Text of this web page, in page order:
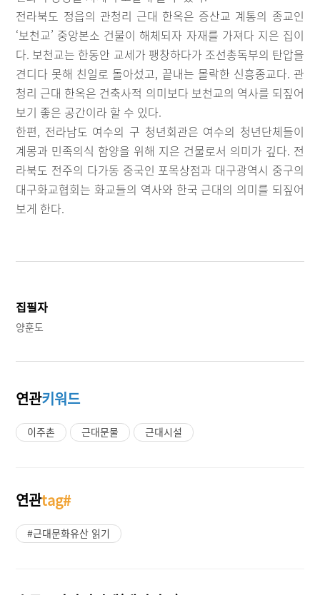
전라북도 정읍의 관청리 근대 한옥은 증산교 계통의 종교인
‘보천교’ 중앙본소 건물이 해체되자 자재를 가져다 지은 집이
다. 보천교는 한동안 교세가 팽창하다가 조선총독부의 탄압을
견디다 못해 친일로 돌아섰고, 끝내는 몰락한 신흥종교다. 관
청리 근대 한옥은 건축사적 의미보다 보천교의 역사를 되짚어
보기 좋은 공간이라 할 수 있다.
한편, 전라남도 여수의 구 청년회관은 여수의 청년단체들이
계몽과 민족의식 함양을 위해 지은 건물로서 의미가 깊다. 전
라북도 전주의 다가동 중국인 포목상점과 대구광역시 중구의
대구화교협회는 화교들의 역사와 한국 근대의 의미를 되짚어
보게 한다.
집필자
양훈도
연관키워드
이주촌 근대문물 근대시설
연관tag#
#근대문화유산 읽기